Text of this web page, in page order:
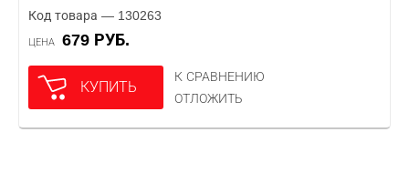
Код товара — 130263
ЦЕНА 679 РУБ.
КУПИТЬ
К СРАВНЕНИЮ
ОТЛОЖИТЬ